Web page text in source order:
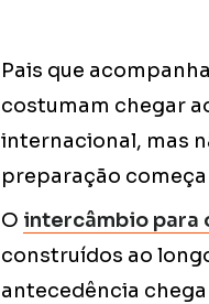
Pais que
costumam chegar
internacional, mas
preparação
O intercâmbio para
construídos ao
antecedência